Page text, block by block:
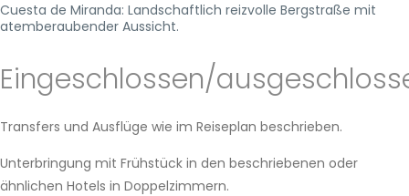
Cuesta de Miranda: Landschaftlich reizvolle Bergstraße mit
atemberaubender Aussicht.
Eingeschlossen/
Transfers und Ausflüge wie im Reiseplan beschrieben.
Unterbringung mit Frühstück in den beschriebenen oder
ähnlichen Hotels in Doppelzimmern.